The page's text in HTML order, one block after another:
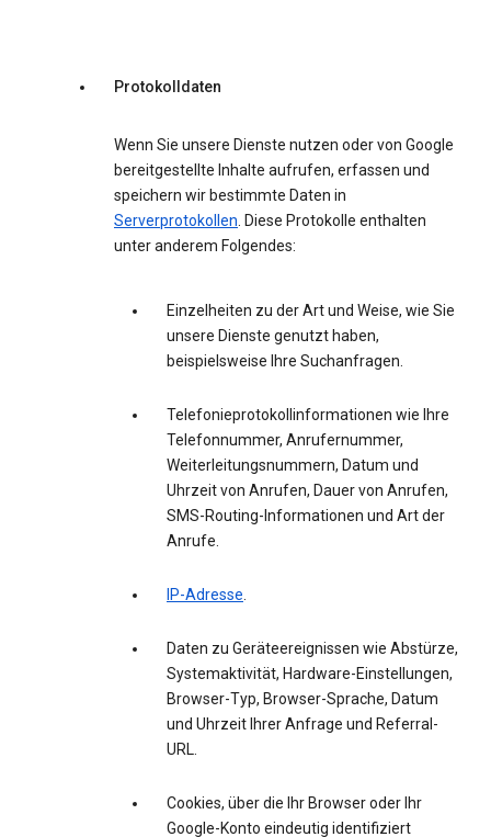
Protokolldaten
Wenn Sie unsere Dienste nutzen oder von Google
bereitgestellte Inhalte aufrufen, erfassen und
speichern wir bestimmte Daten in
Serverprotokollen. Diese Protokolle enthalten
unter anderem Folgendes:
Einzelheiten zu der Art und Weise, wie Sie
unsere Dienste genutzt haben,
beispielsweise Ihre Suchanfragen.
Telefonieprotokollinformationen wie Ihre
Telefonnummer, Anrufernummer,
Weiterleitungsnummern, Datum und
Uhrzeit von Anrufen, Dauer von Anrufen,
SMS-Routing-Informationen und Art der
Anrufe.
IP-Adresse.
Daten zu Geräteereignissen wie Abstürze,
Systemaktivität, Hardware-Einstellungen,
Browser-Typ, Browser-Sprache, Datum
und Uhrzeit Ihrer Anfrage und Referral-
URL.
Cookies, über die Ihr Browser oder Ihr
Google-Konto eindeutig identifiziert